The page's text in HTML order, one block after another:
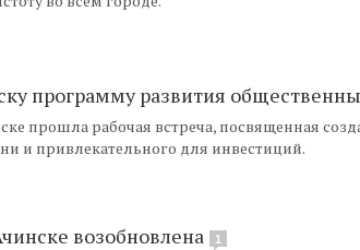
программу развития
прошла рабочая встреча, посвященная
и привлекательного для инвестиций.
возобновлена 1